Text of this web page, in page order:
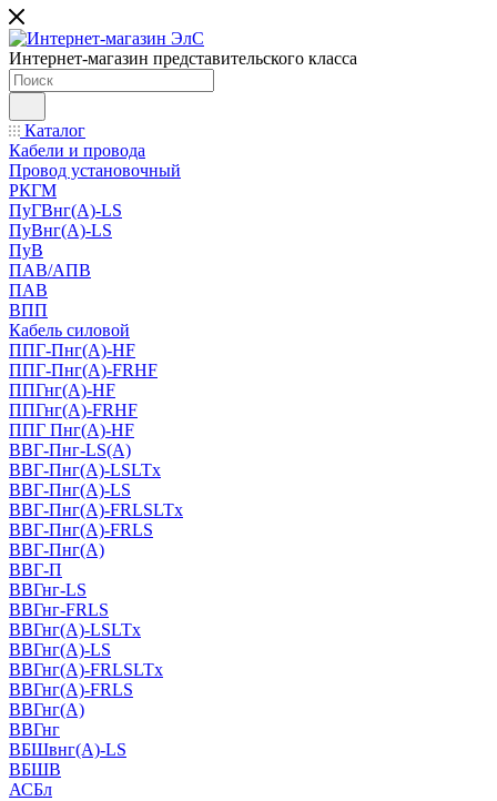
Интернет-магазин представительского класса
Каталог
Кабели и провода
Провод установочный
РКГМ
ПуГВнг(А)-LS
ПуВнг(А)-LS
ПуВ
ПАВ/АПВ
ПАВ
ВПП
Кабель силовой
ППГ-Пнг(А)-HF
ППГ-Пнг(А)-FRHF
ППГнг(А)-HF
ППГнг(А)-FRHF
ППГ Пнг(А)-HF
ВВГ-Пнг-LS(А)
ВВГ-Пнг(А)-LSLTx
ВВГ-Пнг(А)-LS
ВВГ-Пнг(А)-FRLSLTx
ВВГ-Пнг(А)-FRLS
ВВГ-Пнг(А)
ВВГ-П
ВВГнг-LS
ВВГнг-FRLS
ВВГнг(А)-LSLTx
ВВГнг(А)-LS
ВВГнг(А)-FRLSLTx
ВВГнг(А)-FRLS
ВВГнг(А)
ВВГнг
ВБШвнг(А)-LS
ВБШВ
АСБл